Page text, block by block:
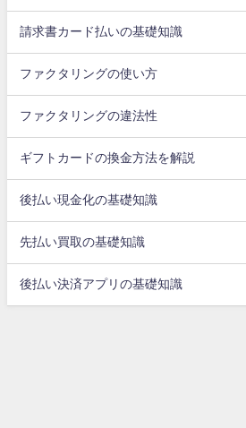
請求書カード払いの基礎知識
ファクタリングの使い方
ファクタリングの違法性
ギフトカードの換金方法を解説
後払い現金化の基礎知識
先払い買取の基礎知識
後払い決済アプリの基礎知識